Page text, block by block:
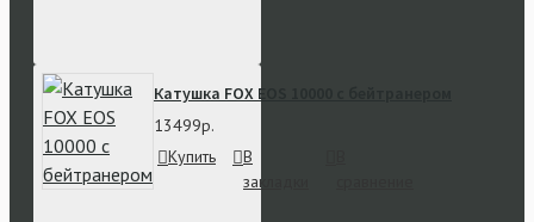
Катушка FOX EOS 10000 с бейтранером
13499р.
Купить
В
закладки